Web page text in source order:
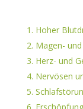
Hoher
Magen-
Herz- und
Nervösen